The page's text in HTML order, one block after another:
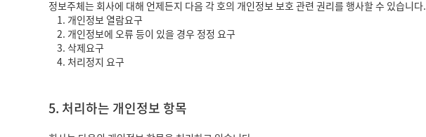
정보주체는 회사에 대해 언제든지 다음 각 호의 개인정보 보호 관련 권리를 행사할 수 있습니다.
1. 개인정보 열람요구
2. 개인정보에 오류 등이 있을 경우 정정 요구
3. 삭제요구
4. 처리정지 요구
5. 처리하는 개인정보 항목